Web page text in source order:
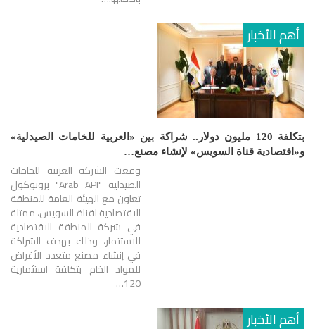
أهم الأخبار
بتكلفة 120 مليون دولار.. شراكة بين «العربية للخامات الصيدلية»
و«اقتصادية قناة السويس» لإنشاء مصنع…
وقعت الشركة العربية للخامات
الصيدلية "Arab API" بروتوكول
تعاون مع الهيئة العامة للمنطقة
الاقتصادية لقناة السويس، ممثلة
في شركة المنطقة الاقتصادية
للاستثمار، وذلك بهدف الشراكة
في إنشاء مصنع متعدد الأغراض
للمواد الخام بتكلفة استثمارية
120…
أهم الأخبار